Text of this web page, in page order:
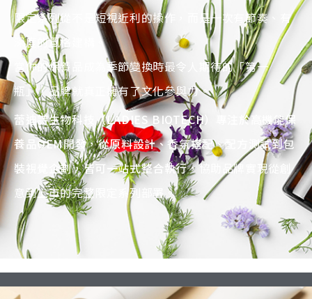
限定系列從不是短視近利的操作，而是一次有節奏、有
深度的風格建構。
當你的保養品成為季節變換時最令人期待的「第一
瓶」，品牌就真正擁有了文化參與力。
蕾迪詩生物科技（LADIES BIOTECH）專注於高機能保
養品OEM開發，從原料設計、香氛搭配、配方測試到包
裝視覺企劃，皆可一站式整合執行，協助品牌實現從創
意到上市的完整限定系列部署。